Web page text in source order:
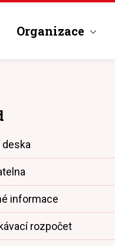
Organizace
deska
informace
rozpočet